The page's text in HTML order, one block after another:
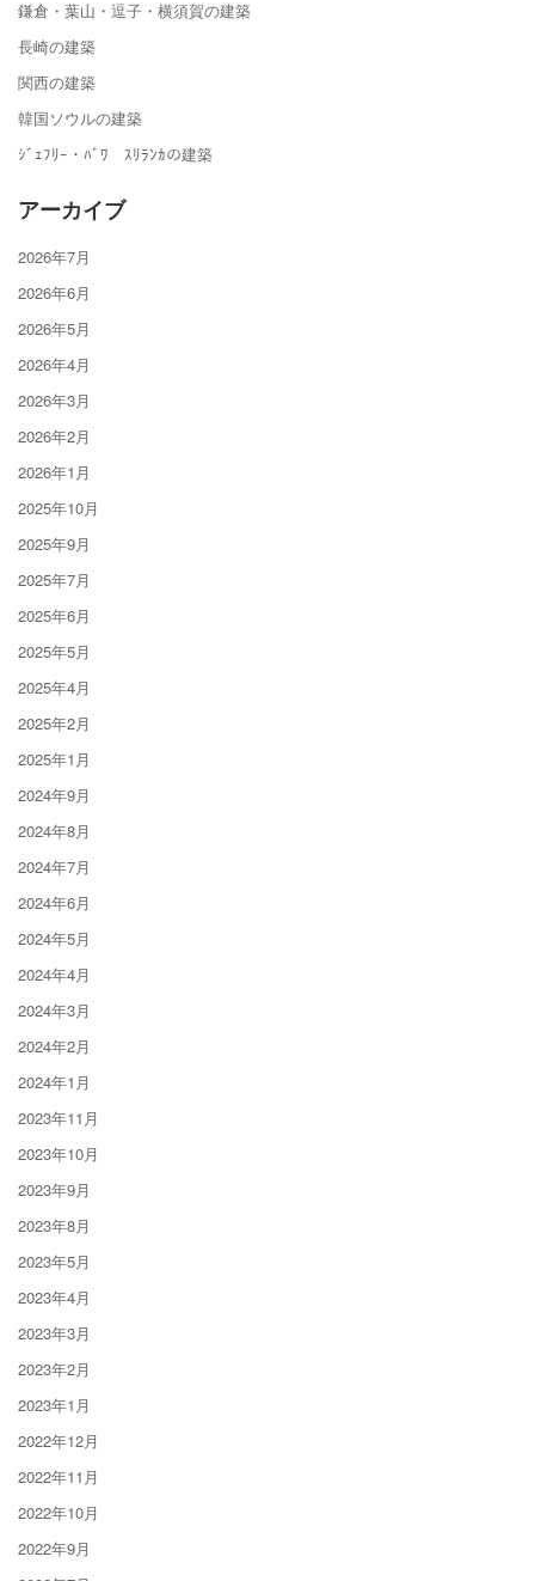
鎌倉・葉山・逗子・横須賀の建築
長崎の建築
関西の建築
韓国ソウルの建築
ｼﾞｪﾌﾘｰ・ﾊﾞﾜ ｽﾘﾗﾝｶの建築
アーカイブ
2026年7月
2026年6月
2026年5月
2026年4月
2026年3月
2026年2月
2026年1月
2025年10月
2025年9月
2025年7月
2025年6月
2025年5月
2025年4月
2025年2月
2025年1月
2024年9月
2024年8月
2024年7月
2024年6月
2024年5月
2024年4月
2024年3月
2024年2月
2024年1月
2023年11月
2023年10月
2023年9月
2023年8月
2023年5月
2023年4月
2023年3月
2023年2月
2023年1月
2022年12月
2022年11月
2022年10月
2022年9月